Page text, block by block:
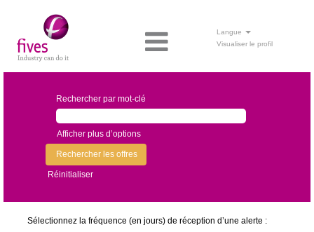
Langue
Visualiser le profil
Rechercher par mot-clé
Afficher plus d’options
Réinitialiser
Sélectionnez la fréquence (en jours) de réception d’une alerte :